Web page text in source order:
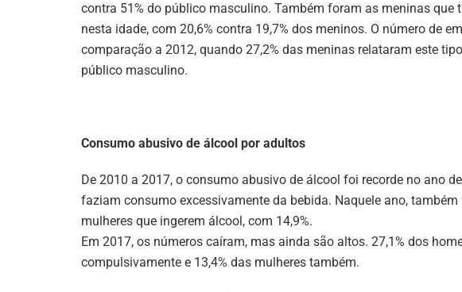
contra 51% do público masculino. Também foram as meninas que
nesta idade, com 20,6% contra 19,7% dos meninos. O número de
comparação a 2012, quando 27,2% das meninas relataram este
público masculino.
Consumo abusivo de álcool por adultos
De 2010 a 2017, o consumo abusivo de álcool foi recorde no ano
faziam consumo excessivamente da bebida. Naquele ano,
mulheres que ingerem álcool, com 14,9%.
Em 2017, os números caíram, mas ainda são altos. 27,1% dos
compulsivamente e 13,4% das mulheres também.